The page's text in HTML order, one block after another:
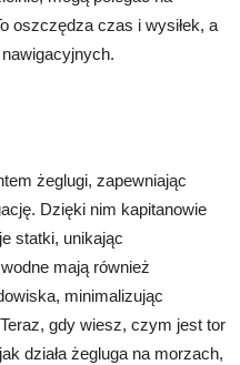
oszczędza czas i wysiłek, a
żeglugi, zapewniając
Dzięki nim kapitanowie
statki, unikając
mają również
minimalizując
gdy wiesz, czym jest tor
działa żegluga na morzach,